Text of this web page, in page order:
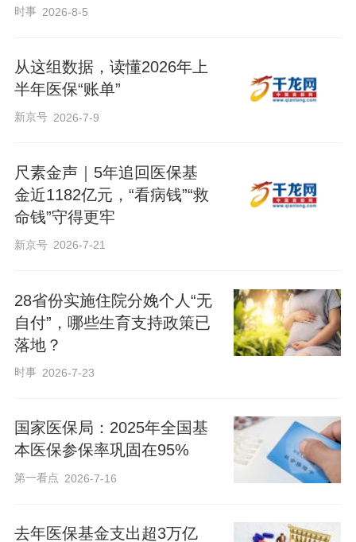
时事 2026-8-5
从这组数据，读懂2026年上
半年医保“账单”
新京号 2026-7-9
尺素金声｜5年追回医保基
金近1182亿元，“看病钱”“救
命钱”守得更牢
新京号 2026-7-21
28省份实施住院分娩个人“无
自付”，哪些生育支持政策已
落地？
时事 2026-7-23
国家医保局：2025年全国基
本医保参保率巩固在95%
第一看点 2026-7-16
去年医保基金支出超3万亿